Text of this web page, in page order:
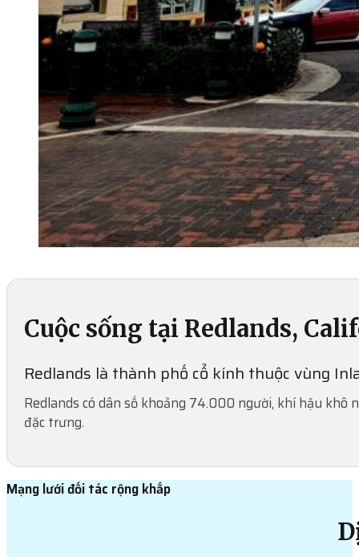
Cuộc sống tại Redlands,
Redlands là thành phố cổ kính thuộc vùng
Redlands có dân số khoảng 74.000 người, khí hậu khô
đặc trưng.
Mạng lưới đối tác rộng khắp